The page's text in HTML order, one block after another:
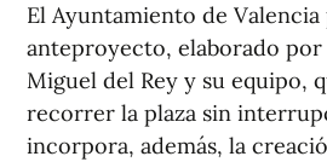
El Ayuntamiento de Valencia
anteproyecto, elaborado
Miguel del Rey y su equipo,
recorrer la plaza sin
incorpora, además, la